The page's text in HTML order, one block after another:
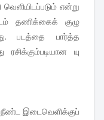
என்று
தணிக்கைக் குழு
படத்தை பார்த்த
யு
இடைவெளிக்குப்